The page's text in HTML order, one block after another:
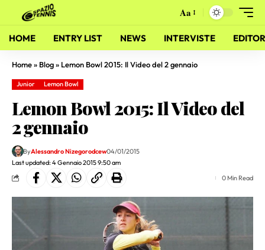
Aa
HOME ENTRY LIST NEWS INTERVISTE
Home» Blog» Lemon Bowl 2015: Il Video del 2 gennaio
Junior Lemon Bowl
Lemon Bowl 2015: Il Video del
2 gennaio
Last updated: 4 Gennaio 2015 9:50 am
ByAlessandro Nizegorodcew04/01/2015
0 Min Read